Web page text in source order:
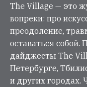
The Village — это
вопреки: про
преодоление,
оставаться собой.
дайджесты The
Петербурге,
и других городах.